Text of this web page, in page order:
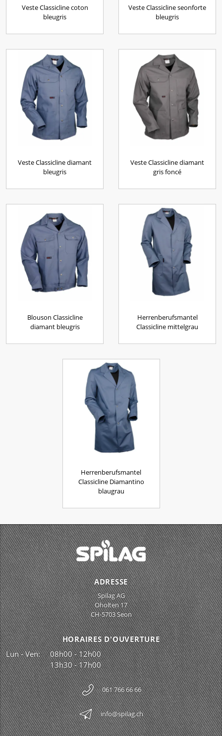
Veste Classicline coton
bleugris
Veste Classicline seonforte
bleugris
Veste Classicline diamant
bleugris
Veste Classicline diamant
gris foncé
Blouson Classicline
diamant bleugris
Herrenberufsmantel
Classicline mittelgrau
Herrenberufsmantel
Classicline Diamantino
blaugrau
ADRESSE
Spilag AG
Oholten 17
CH-5703 Seon
HORAIRES D'OUVERTURE
Lun - Ven:
08h00 - 12h00
13h30 - 17h00
061 766 66 66
info@spilag.ch